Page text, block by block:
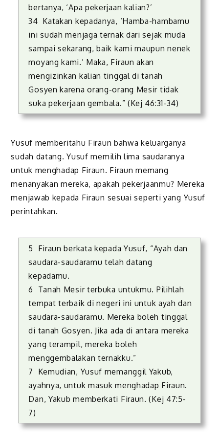
bertanya, ‘Apa pekerjaan kalian?’
34 Katakan kepadanya, ‘Hamba-hambamu
ini sudah menjaga ternak dari sejak muda
sampai sekarang, baik kami maupun nenek
moyang kami.’ Maka, Firaun akan
mengizinkan kalian tinggal di tanah
Gosyen karena orang-orang Mesir tidak
suka pekerjaan gembala.” (Kej 46:31-34)
Yusuf memberitahu Firaun bahwa keluarganya
sudah datang. Yusuf memilih lima saudaranya
untuk menghadap Firaun. Firaun memang
menanyakan mereka, apakah pekerjaanmu? Mereka
menjawab kepada Firaun sesuai seperti yang Yusuf
perintahkan.
5 Firaun berkata kepada Yusuf, “Ayah dan
saudara-saudaramu telah datang
kepadamu.
6 Tanah Mesir terbuka untukmu. Pilihlah
tempat terbaik di negeri ini untuk ayah dan
saudara-saudaramu. Mereka boleh tinggal
di tanah Gosyen. Jika ada di antara mereka
yang terampil, mereka boleh
menggembalakan ternakku.”
7 Kemudian, Yusuf memanggil Yakub,
ayahnya, untuk masuk menghadap Firaun.
Dan, Yakub memberkati Firaun. (Kej 47:5-
7)